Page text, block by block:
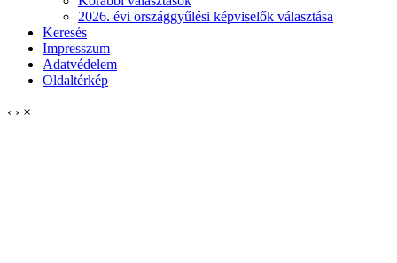
2026. évi országgyűlési képviselők választása
Keresés
Impresszum
Adatvédelem
Oldaltérkép
‹ › ×